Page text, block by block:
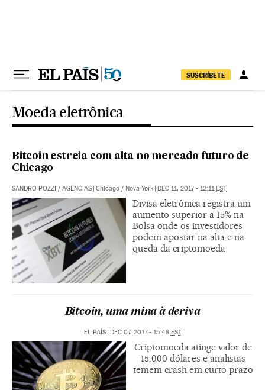
SUSCRÍBETE
Moeda eletrônica
Bitcoin estreia com alta no mercado futuro de
Chicago
SANDRO POZZI / AGÊNCIAS | Chicago / Nova York | DEC 11, 2017 - 12:11EST
Divisa eletrônica registra um
aumento superior a 15% na
Bolsa onde os investidores
podem apostar na alta e na
queda da criptomoeda
Bitcoin, uma mina à deriva
EL PAÍS | DEC 07, 2017 - 15:48 EST
Criptomoeda atinge valor de
15.000 dólares e analistas
temem crash em curto prazo